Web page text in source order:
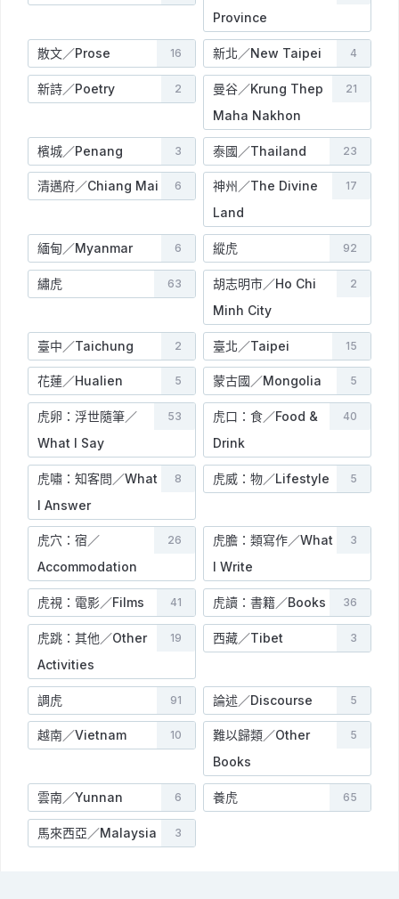
Province
散文／Prose 16 新北／New Taipei 4
新詩／Poetry 2
曼谷／Krung Thep
Maha Nakhon
21
檳城／Penang 3 泰國／Thailand 23
清邁府／Chiang Mai 6
神州／The Divine
Land
17
緬甸／Myanmar 6 縱虎 92
繡虎 63
胡志明市／Ho Chi
Minh City
2
臺中／Taichung 2 臺北／Taipei 15
花蓮／Hualien 5 蒙古國／Mongolia 5
虎卵：浮世隨筆／
What I Say
53
虎口：食／Food &
Drink
40
虎嘯：知客問／What
I Answer
8 虎威：物／Lifestyle 5
虎穴：宿／
Accommodation
26
虎膽：類寫作／What
I Write
3
虎視：電影／Films 41 虎讀：書籍／Books 36
虎跳：其他／Other
Activities
19 西藏／Tibet 3
調虎 91 論述／Discourse 5
越南／Vietnam 10
難以歸類／Other
Books
5
雲南／Yunnan 6 養虎 65
馬來西亞／Malaysia 3